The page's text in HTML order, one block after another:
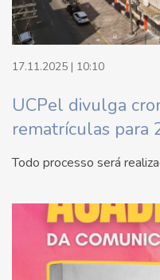
17.11.2025 | 10:10
UCPel divulga
rematrículas para
Todo processo será